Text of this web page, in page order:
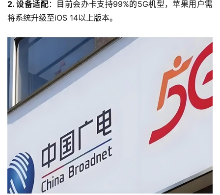
首
页
卡
宽
2. 设备适配：目前会办卡支持99%的5G机型，苹果用户需
将系统升级至iOS 14以上版本。